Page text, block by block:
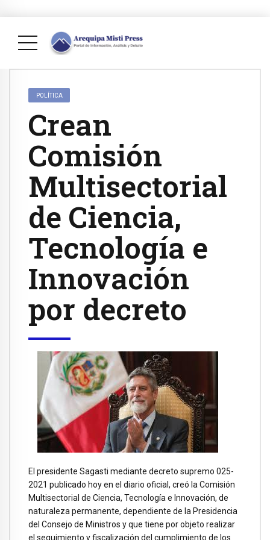
POLÍTICA
Crean
Comisión
Multisectorial
de Ciencia,
Tecnología e
Innovación
por decreto
El presidente Sagasti mediante decreto supremo 025-
2021 publicado hoy en el diario oficial, creó la Comisión
Multisectorial de Ciencia, Tecnología e Innovación, de
naturaleza permanente, dependiente de la Presidencia
del Consejo de Ministros y que tiene por objeto realizar
el seguimiento y fiscalización del cumplimiento de los